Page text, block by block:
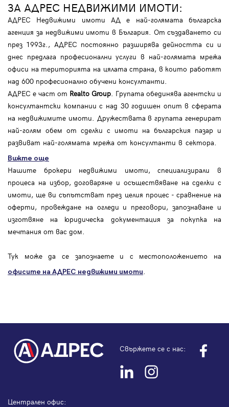
ЗА АДРЕС НЕДВИЖИМИ ИМОТИ:
АДРЕС Недвижими имоти АД е най-голямата българска
агенция за недвижими имоти в България. От създаването си
през 1993г., АДРЕС постоянно разширява дейността си и
днес предлага професионални услуги в най-голямата мрежа
офиси на територията на цялата страна, в които работят
над 600 професионално обучени консултанти.
АДРЕС е част от Realto Group. Групата обединява агентски и
консултантски компании с над 30 годишен опит в сферата
на недвижимите имоти. Дружествата в групата генерират
най-голям обем от сделки с имоти на българския пазар и
развиват най-голямата мрежа от консултанти в сектора.
Вижте още
Нашите брокери недвижими имоти, специализирали в
процеса на избор, договаряне и осъществяване на сделки с
имоти, ще ви съпътстват през целия процес - сравнение на
оферти, провеждане на огледи и преговори, запознаване и
изготвяне на юридическа документация за покупка на
мечтания от вас дом.
Тук може да се запознаете и с местоположението на
офисите на АДРЕС недвижими имоти.
Свържете се с нас:
Централен офис: